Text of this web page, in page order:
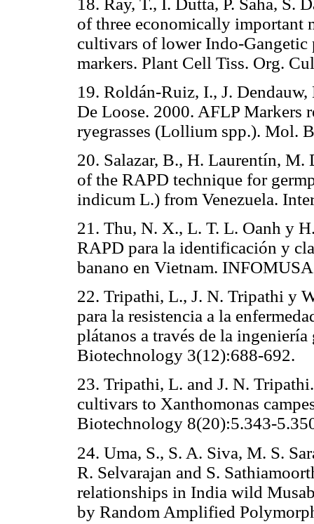
of three economically important
cultivars of lower Indo-Gangetic
markers. Plant Cell Tiss. Org.
19. Roldán-Ruiz, I., J.
De Loose. 2000. AFLP Markers
ryegrasses (Lollium spp.). Mol.
20. Salazar, B., H. Laurentín,
of the RAPD technique for
indicum L.) from Venezuela.
21. Thu, N. X., L. T. L. Oanh y
RAPD para la identificación y
banano en Vietnam.
22. Tripathi, L., J. N. Tripathi y
para la resistencia a la
plátanos a través de la
Biotechnology 3(12):688-692.
23. Tripathi, L. and J. N.
cultivars to Xanthomonas
Biotechnology 8(20):5.343-
24. Uma, S., S. A. Siva, M. S.
R. Selvarajan and S.
relationships in India wild
by Random Amplified